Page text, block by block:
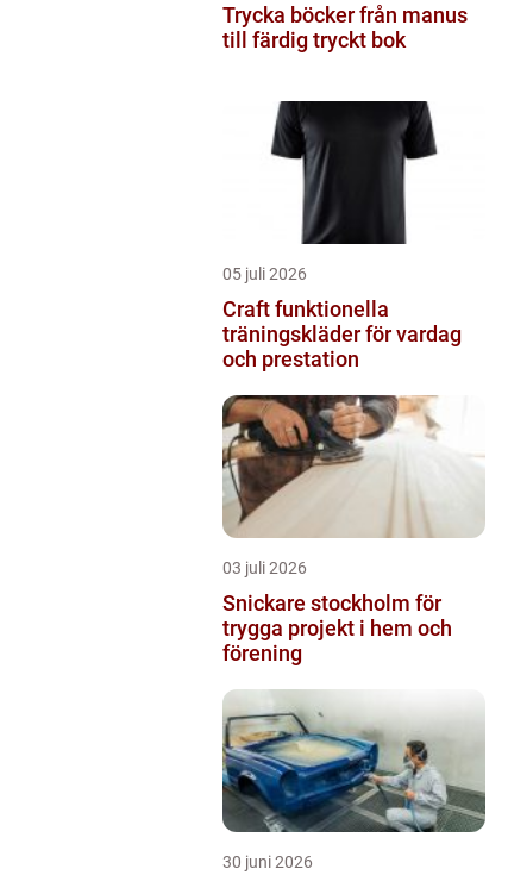
Trycka böcker från manus
till färdig tryckt bok
05 juli 2026
Craft funktionella
träningskläder för vardag
och prestation
03 juli 2026
Snickare stockholm för
trygga projekt i hem och
förening
30 juni 2026